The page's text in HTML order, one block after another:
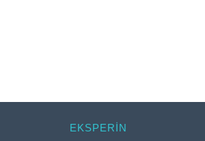
EKSPERİN